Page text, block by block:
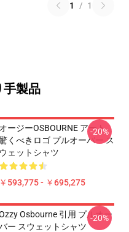
1 / 1
手製品
オージーOSBOURNE アート
くべきロゴ プルオーバー ス
ウェットシャツ
￥593,775 - ￥695,275
-20%
Osbourne 引用 プルオー
ー スウェットシャツ
-20%